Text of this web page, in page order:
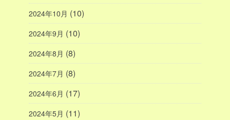
2024年10月 (10)
2024年9月 (10)
2024年8月 (8)
2024年7月 (8)
2024年6月 (17)
2024年5月 (11)